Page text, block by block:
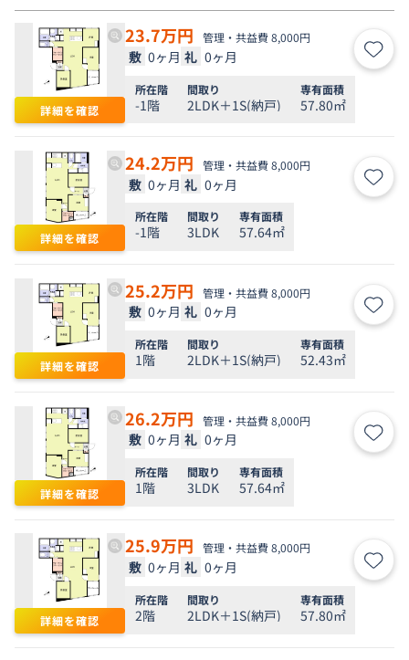
詳細を確認
23.7万円 管理・共益費 8,000円
敷 0ヶ月 礼 0ヶ月 お気
所在階
-1階
間取り
2LDK＋1S(納戸)
専有面積
57.80㎡
詳細を確認
24.2万円 管理・共益費 8,000円
敷 0ヶ月 礼 0ヶ月 お気
所在階
-1階
間取り
3LDK
専有面積
57.64㎡
詳細を確認
25.2万円 管理・共益費 8,000円
敷 0ヶ月 礼 0ヶ月 お気
所在階
1階
間取り
2LDK＋1S(納戸)
専有面積
52.43㎡
詳細を確認
26.2万円 管理・共益費 8,000円
敷 0ヶ月 礼 0ヶ月 お気
所在階
1階
間取り
3LDK
専有面積
57.64㎡
詳細を確認
25.9万円 管理・共益費 8,000円
敷 0ヶ月 礼 0ヶ月 お気
所在階
2階
間取り
2LDK＋1S(納戸)
専有面積
57.80㎡